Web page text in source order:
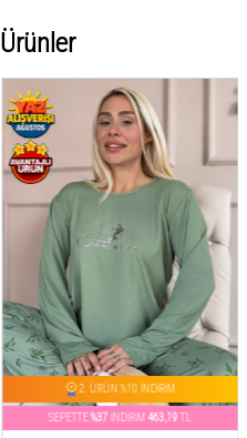
2. ÜRÜN %10 İNDİRİM
SEPETTE%37 İNDİRİM463,19TL